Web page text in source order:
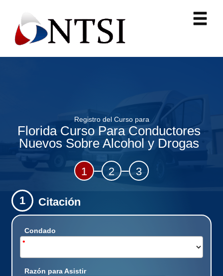
Registro del Curso para
Florida Curso Para Conductores
Nuevos Sobre Alcohol y Drogas
1 2 3
1 Citación
Condado
•
Razón para Asistir